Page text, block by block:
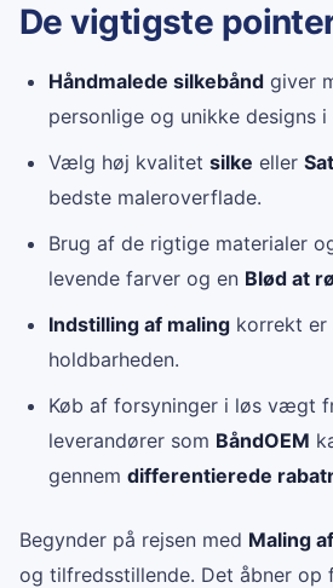
De vigtigste
Håndmalede silkebånd giver
personlige og unikke designs
Vælg høj kvalitet silke eller
bedste maleroverflade.
Brug af de rigtige materialer
levende farver og en Blød at
Indstilling af maling korrekt
holdbarheden.
Køb af forsyninger i løs vægt
leverandører som BåndOEM
gennem differentierede
Begynder på rejsen med Maling
og tilfredsstillende. Det åbner op